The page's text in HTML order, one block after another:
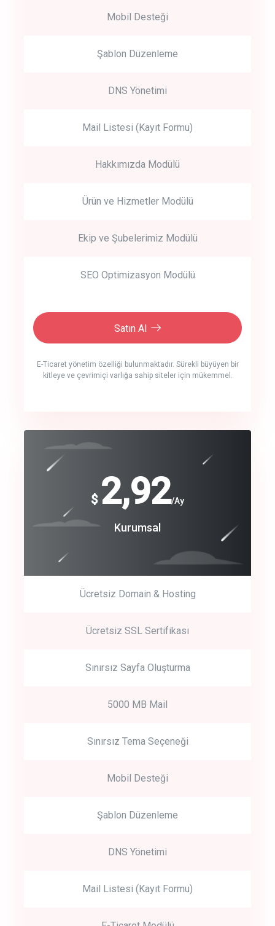
Mobil Desteği
Şablon Düzenleme
DNS Yönetimi
Mail Listesi (Kayıt Formu)
Hakkımızda Modülü
Ürün ve Hizmetler Modülü
Ekip ve Şubelerimiz Modülü
SEO Optimizasyon Modülü
Satın Al
E-Ticaret yönetim özelliği bulunmaktadır. Sürekli büyüyen bir
kitleye ve çevrimiçi varlığa sahip siteler için mükemmel.
crm auto cync
track energy costs
Get Started
Start by trying our service for 30 days free trial no credit card
$ 2,92/Ay
Kurumsal
Ücretsiz Domain & Hosting
Ücretsiz SSL Sertifikası
Sınırsız Sayfa Oluşturma
5000 MB Mail
Sınırsız Tema Seçeneği
Mobil Desteği
Şablon Düzenleme
DNS Yönetimi
Mail Listesi (Kayıt Formu)
$
240
Coroprate